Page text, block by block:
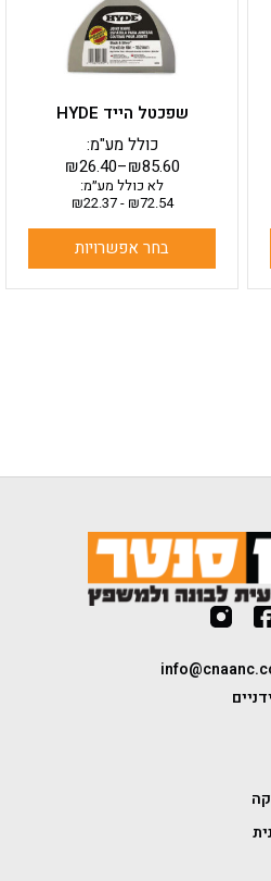
שפכטל הייד HYDE
₪26.40–₪85.60
כולל מע"מ:
לא כולל מע״מ:
₪72.54
-
₪22.37
בחר אפשרויות
ניתן
לבחור
את
האפשרויות
המוצר